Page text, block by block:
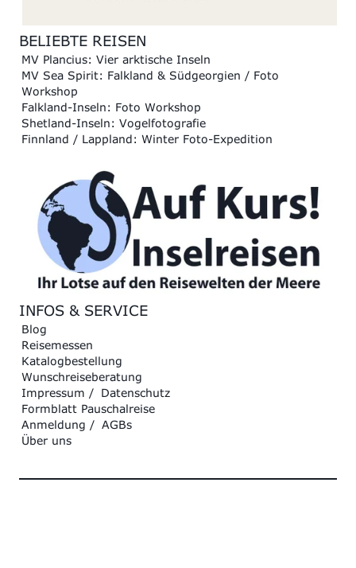
BELIEBTE REISEN
MV Plancius: Vier arktische Inseln
MV Sea Spirit: Falkland & Südgeorgien / Foto
Workshop
Falkland-Inseln: Foto Workshop
Shetland-Inseln: Vogelfotografie
Finnland / Lappland: Winter Foto-Expedition
INFOS & SERVICE
Blog
Reisemessen
Katalogbestellung
Wunschreiseberatung
Impressum / Datenschutz
Formblatt Pauschalreise
Anmeldung / AGBs
Über uns